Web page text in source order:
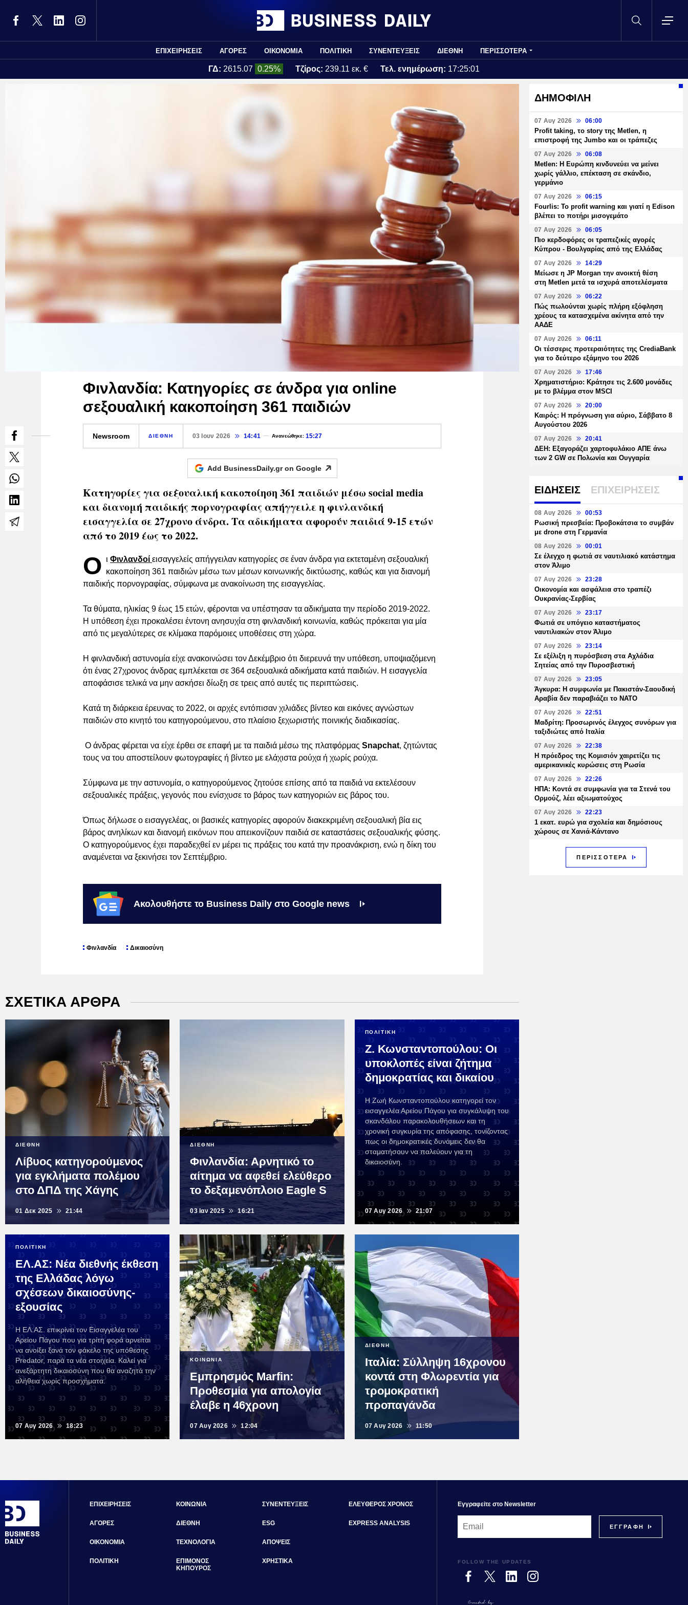
ΕΠΙΧΕΙΡΗΣΕΙΣ ΑΓΟΡΕΣ ΟΙΚΟΝΟΜΙΑ ΠΟΛΙΤΙΚΗ ΣΥΝΕΝΤΕΥΞΕΙΣ ΔΙΕΘΝΗ ΠΕΡΙΣΣΟΤΕΡΑ
ΓΔ: 2615.07 0.25% Τζίρος: 239.11 εκ. € Τελ. ενημέρωση: 17:25:01
Φινλανδία: Κατηγορίες σε άνδρα για online
σεξουαλική κακοποίηση 361 παιδιών
Newsroom ΔΙΕΘΝΗ 03 Ιουν 2026 14:41 Ανανεώθηκε: 15:27
Add BusinessDaily.gr on Google
Κατηγορίες για σεξουαλική κακοποίηση 361 παιδιών μέσω social media
και διανομή παιδικής πορνογραφίας απήγγειλε η φινλανδική
εισαγγελία σε 27χρονο άνδρα. Τα αδικήματα αφορούν παιδιά 9-15 ετών
από το 2019 έως το 2022.
Ο ι Φινλανδοί εισαγγελείς απήγγειλαν κατηγορίες σε έναν άνδρα για εκτεταμένη σεξουαλική
κακοποίηση 361 παιδιών μέσω των μέσων κοινωνικής δικτύωσης, καθώς και για διανομή
παιδικής πορνογραφίας, σύμφωνα με ανακοίνωση της εισαγγελίας.
Τα θύματα, ηλικίας 9 έως 15 ετών, φέρονται να υπέστησαν τα αδικήματα την περίοδο 2019-2022.
Η υπόθεση έχει προκαλέσει έντονη ανησυχία στη φινλανδική κοινωνία, καθώς πρόκειται για μία
από τις μεγαλύτερες σε κλίμακα παρόμοιες υποθέσεις στη χώρα.
Η φινλανδική αστυνομία είχε ανακοινώσει τον Δεκέμβριο ότι διερευνά την υπόθεση, υποψιαζόμενη
ότι ένας 27χρονος άνδρας εμπλέκεται σε 364 σεξουαλικά αδικήματα κατά παιδιών. Η εισαγγελία
αποφάσισε τελικά να μην ασκήσει δίωξη σε τρεις από αυτές τις περιπτώσεις.
Κατά τη διάρκεια έρευνας το 2022, οι αρχές εντόπισαν χιλιάδες βίντεο και εικόνες αγνώστων
παιδιών στο κινητό του κατηγορούμενου, στο πλαίσιο ξεχωριστής ποινικής διαδικασίας.
Ο άνδρας φέρεται να είχε έρθει σε επαφή με τα παιδιά μέσω της πλατφόρμας Snapchat, ζητώντας
τους να του αποστείλουν φωτογραφίες ή βίντεο με ελάχιστα ρούχα ή χωρίς ρούχα.
Σύμφωνα με την αστυνομία, ο κατηγορούμενος ζητούσε επίσης από τα παιδιά να εκτελέσουν
σεξουαλικές πράξεις, γεγονός που ενίσχυσε το βάρος των κατηγοριών εις βάρος του.
Όπως δήλωσε ο εισαγγελέας, οι βασικές κατηγορίες αφορούν διακεκριμένη σεξουαλική βία εις
βάρος ανηλίκων και διανομή εικόνων που απεικονίζουν παιδιά σε καταστάσεις σεξουαλικής φύσης.
Ο κατηγορούμενος έχει παραδεχθεί εν μέρει τις πράξεις του κατά την προανάκριση, ενώ η δίκη του
αναμένεται να ξεκινήσει τον Σεπτέμβριο.
Ακολουθήστε το Business Daily στο Google news
Φινλανδία Δικαιοσύνη
ΣΧΕΤΙΚΑ ΑΡΘΡΑ
ΔΙΕΘΝΗ
Λίβυος κατηγορούμενος
για εγκλήματα πολέμου
στο ΔΠΔ της Χάγης
01 Δεκ 2025 21:44
ΔΙΕΘΝΗ
Φινλανδία: Αρνητικό το
αίτημα να αφεθεί ελεύθερο
το δεξαμενόπλοιο Eagle S
03 Ιαν 2025 16:21
ΠΟΛΙΤΙΚΗ
Ζ. Κωνσταντοπούλου: Οι
υποκλοπές είναι ζήτημα
δημοκρατίας και δικαίου
Η Ζωή Κωνσταντοπούλου κατηγορεί τον
εισαγγελέα Αρείου Πάγου για συγκάλυψη του
σκανδάλου παρακολουθήσεων και τη
χρονική συγκυρία της απόφασης, τονίζοντας
πως οι δημοκρατικές δυνάμεις δεν θα
σταματήσουν να παλεύουν για τη
δικαιοσύνη.
07 Αυγ 2026 21:07
ΠΟΛΙΤΙΚΗ
ΕΛ.ΑΣ: Νέα διεθνής έκθεση
της Ελλάδας λόγω
σχέσεων δικαιοσύνης-
εξουσίας
Η ΕΛ.ΑΣ. επικρίνει τον Εισαγγελέα του
Αρείου Πάγου που για τρίτη φορά αρνείται
να ανοίξει ξανά τον φάκελο της υπόθεσης
Predator, παρά τα νέα στοιχεία. Καλεί για
ανεξάρτητη δικαιοσύνη που θα αναζητά την
αλήθεια χωρίς προσχήματα.
07 Αυγ 2026 18:23
ΚΟΙΝΩΝΙΑ
Εμπρησμός Marfin:
Προθεσμία για απολογία
έλαβε η 46χρονη
07 Αυγ 2026 12:04
ΔΙΕΘΝΗ
Ιταλία: Σύλληψη 16χρονου
κοντά στη Φλωρεντία για
τρομοκρατική
προπαγάνδα
07 Αυγ 2026 11:50
ΔΗΜΟΦΙΛΗ
07 Αυγ 2026 06:00
Profit taking, το story της Metlen, η
επιστροφή της Jumbo και οι τράπεζες
07 Αυγ 2026 06:08
Metlen: Η Ευρώπη κινδυνεύει να μείνει
χωρίς γάλλιο, επέκταση σε σκάνδιο,
γερμάνιο
07 Αυγ 2026 06:15
Fourlis: Το profit warning και γιατί η Edison
βλέπει το ποτήρι μισογεμάτο
07 Αυγ 2026 06:05
Πιο κερδοφόρες οι τραπεζικές αγορές
Κύπρου - Βουλγαρίας από της Ελλάδας
07 Αυγ 2026 14:29
Μείωσε η JP Morgan την ανοικτή θέση
στη Metlen μετά τα ισχυρά αποτελέσματα
07 Αυγ 2026 06:22
Πώς πωλούνται χωρίς πλήρη εξόφληση
χρέους τα κατασχεμένα ακίνητα από την
ΑΑΔΕ
07 Αυγ 2026 06:11
Οι τέσσερις προτεραιότητες της CrediaBank
για το δεύτερο εξάμηνο του 2026
07 Αυγ 2026 17:46
Χρηματιστήριο: Κράτησε τις 2.600 μονάδες
με το βλέμμα στον MSCI
07 Αυγ 2026 20:00
Καιρός: Η πρόγνωση για αύριο, Σάββατο 8
Αυγούστου 2026
07 Αυγ 2026 20:41
ΔΕΗ: Εξαγοράζει χαρτοφυλάκιο ΑΠΕ άνω
των 2 GW σε Πολωνία και Ουγγαρία
ΕΙΔΗΣΕΙΣ ΕΠΙΧΕΙΡΗΣΕΙΣ
08 Αυγ 2026 00:53
Ρωσική πρεσβεία: Προβοκάτσια το συμβάν
με drone στη Γερμανία
08 Αυγ 2026 00:01
Σε έλεγχο η φωτιά σε ναυτιλιακό κατάστημα
στον Άλιμο
07 Αυγ 2026 23:28
Οικονομία και ασφάλεια στο τραπέζι
Ουκρανίας-Σερβίας
07 Αυγ 2026 23:17
Φωτιά σε υπόγειο καταστήματος
ναυτιλιακών στον Άλιμο
07 Αυγ 2026 23:14
Σε εξέλιξη η πυρόσβεση στα Αχλάδια
Σητείας από την Πυροσβεστική
07 Αυγ 2026 23:05
Άγκυρα: Η συμφωνία με Πακιστάν-Σαουδική
Αραβία δεν παραβιάζει το ΝΑΤΟ
07 Αυγ 2026 22:51
Μαδρίτη: Προσωρινός έλεγχος συνόρων για
ταξιδιώτες από Ιταλία
07 Αυγ 2026 22:38
Η πρόεδρος της Κομισιόν χαιρετίζει τις
αμερικανικές κυρώσεις στη Ρωσία
07 Αυγ 2026 22:26
ΗΠΑ: Κοντά σε συμφωνία για τα Στενά του
Ορμούζ, λέει αξιωματούχος
07 Αυγ 2026 22:23
1 εκατ. ευρώ για σχολεία και δημόσιους
χώρους σε Χανιά-Κάντανο
ΠΕΡΙΣΣΟΤΕΡΑ
ΕΠΙΧΕΙΡΗΣΕΙΣ
ΑΓΟΡΕΣ
ΟΙΚΟΝΟΜΙΑ
ΠΟΛΙΤΙΚΗ
ΚΟΙΝΩΝΙΑ
ΔΙΕΘΝΗ
ΤΕΧΝΟΛΟΓΙΑ
ΕΠΙΜΟΝΟΣ
ΚΗΠΟΥΡΟΣ
ΣΥΝΕΝΤΕΥΞΕΙΣ
ESG
ΑΠΟΨΕΙΣ
ΧΡΗΣΤΙΚΑ
ΕΛΕΥΘΕΡΟΣ ΧΡΟΝΟΣ
EXPRESS ANALYSIS
FOLLOW THE UPDATES
Εγγραφεiτε στο Newsletter